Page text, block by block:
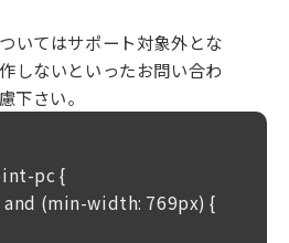
いてはサポート対象外とな
しないといったお問い合わ
下さい。
pc {
(min-width: 769px) {